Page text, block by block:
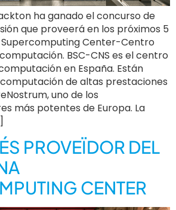
ha ganado el concurso de
que proveerá en los próximos 5
Center-Centro
BSC-CNS es el centro
en España. Están
de altas prestaciones
uno de los
más potentes de Europa. La
PROVEÏDOR DEL
CENTER